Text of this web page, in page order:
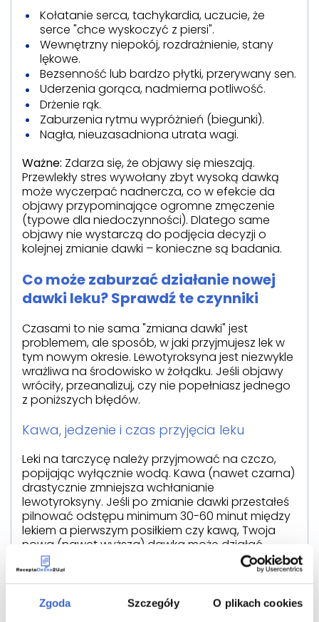
Zgoda Szczegóły O plikach cookies
Kołatanie serca, tachykardia, uczucie, że
serce "chce wyskoczyć z piersi".
Wewnętrzny niepokój, rozdrażnienie, stany
lękowe.
Bezsenność lub bardzo płytki, przerywany sen.
Uderzenia gorąca, nadmierna potliwość.
Drżenie rąk.
Zaburzenia rytmu wypróżnień (biegunki).
Nagła, nieuzasadniona utrata wagi.
Ważne: Zdarza się, że objawy się mieszają.
Przewlekły stres wywołany zbyt wysoką dawką
może wyczerpać nadnercza, co w efekcie da
objawy przypominające ogromne zmęczenie
(typowe dla niedoczynności). Dlatego same
objawy nie wystarczą do podjęcia decyzji o
kolejnej zmianie dawki – konieczne są badania.
Co może zaburzać działanie nowej
dawki leku? Sprawdź te czynniki
Czasami to nie sama "zmiana dawki" jest
problemem, ale sposób, w jaki przyjmujesz lek w
tym nowym okresie. Lewotyroksyna jest niezwykle
wrażliwa na środowisko w żołądku. Jeśli objawy
wróciły, przeanalizuj, czy nie popełniasz jednego
z poniższych błędów.
Kawa, jedzenie i czas przyjęcia leku
Leki na tarczycę należy przyjmować na czczo,
popijając wyłącznie wodą. Kawa (nawet czarna)
drastycznie zmniejsza wchłanianie
lewotyroksyny. Jeśli po zmianie dawki przestałeś
pilnować odstępu minimum 30-60 minut między
lekiem a pierwszym posiłkiem czy kawą, Twoja
nowa (nawet wyższa) dawka może działać
słabiej niż poprzednia.
Suplementy diety i inne leki